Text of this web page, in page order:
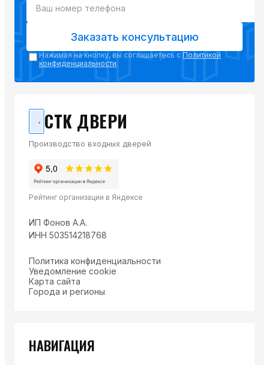
Заказать консультацию
Нажимая на кнопку, вы соглашаетесь с Политикой
конфиденциальности.
СТК ДВЕРИ
Производство входных дверей
Рейтинг организации в Яндексе
ИП Фонов А.А.
ИНН 503514218768
Политика конфиденциальности
Уведомление cookie
Карта сайта
Города и регионы
НАВИГАЦИЯ